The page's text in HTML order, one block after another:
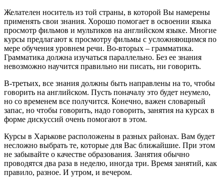
Желателен носитель из той страны, в которой Вы намерены
применять свои знания. Хорошо помогает в освоении языка
просмотр фильмов и мультиков на английском языке. Многие
курсы предлагают к просмотру фильмы с усложняющимся по
мере обучения уровнем речи. Во-вторых – грамматика.
Грамматика должна изучаться параллельно. Без ее знания
невозможно научится правильно ни писать, ни говорить.
В-третьих, все знания должны быть направлены на то, чтобы
говорить на английском. Пусть поначалу это будет неумело,
но со временем все получится. Конечно, важен словарный
запас, но чтобы говорить, надо говорить, занятия на курсах в
форме дискуссий очень помогают в этом.
Курсы в Харькове расположены в разных районах. Вам будет
несложно выбрать те, которые для Вас ближайшие. При этом
не забывайте о качестве образования. Занятия обычно
проводятся два раза в неделю, иногда три. Время занятий, как
правило, разное. И утром, и вечером.